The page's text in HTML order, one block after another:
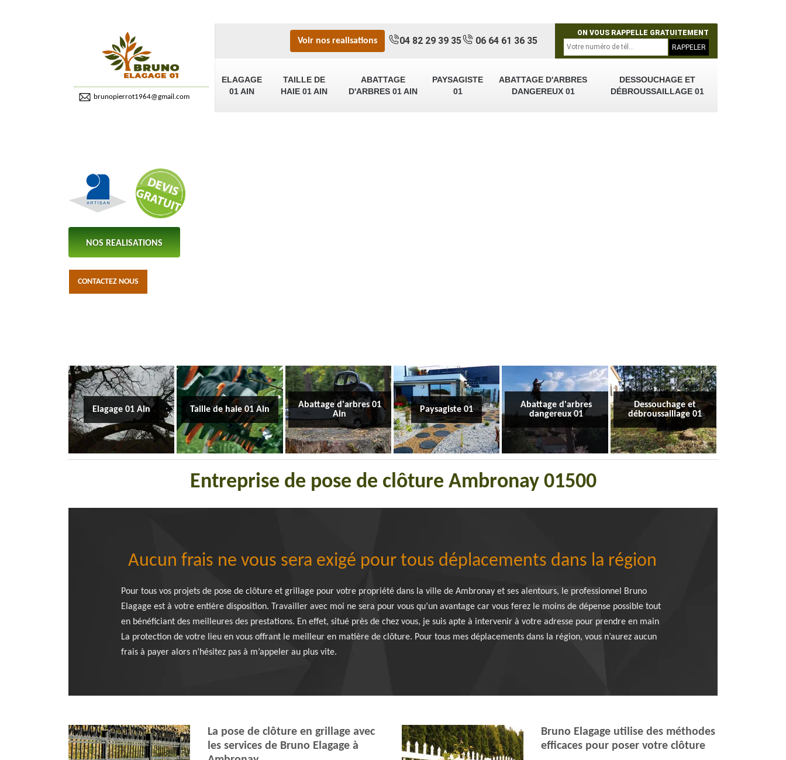
brunopierrot1964@gmail.com
ELAGAGE
01 AIN
TAILLE DE
HAIE 01 AIN
ABATTAGE
D'ARBRES 01 AIN
PAYSAGISTE
01
ABATTAGE D'ARBRES
DANGEREUX 01
DESSOUCHAGE ET
DÉBROUSSAILLAGE 01
Voir nos realisations 04 82 29 39 35 06 64 61 36 35
ON VOUS RAPPELLE GRATUITEMENT
NOS REALISATIONS
CONTACTEZ NOUS
Elagage 01 Ain Taille de haie 01 Ain
Abattage d'arbres 01
Ain
Paysagiste 01
Abattage d'arbres
dangereux 01
Dessouchage et
débroussaillage 01
Entreprise de pose de clôture Ambronay 01500
Aucun frais ne vous sera exigé pour tous déplacements dans la région
Pour tous vos projets de pose de clôture et grillage pour votre propriété dans la ville de Ambronay et ses alentours, le professionnel Bruno
Elagage est à votre entière disposition. Travailler avec moi ne sera pour vous qu’un avantage car vous ferez le moins de dépense possible tout
en bénéficiant des meilleures des prestations. En effet, situé près de chez vous, je suis apte à intervenir à votre adresse pour prendre en main
La protection de votre lieu en vous offrant le meilleur en matière de clôture. Pour tous mes déplacements dans la région, vous n’aurez aucun
frais à payer alors n’hésitez pas à m’appeler au plus vite.
La pose de clôture en grillage avec
les services de Bruno Elagage à
Bruno Elagage utilise des méthodes
efficaces pour poser votre clôture